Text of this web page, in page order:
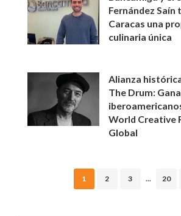
Fernández Saín
Caracas una
culinaria única
Alianza
The Drum:
World Creative
Global
1 2 3 ... 20